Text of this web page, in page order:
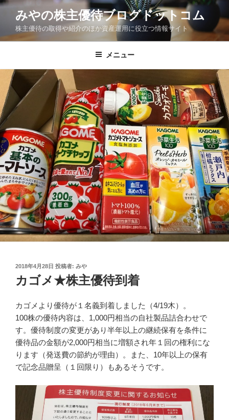
コ
ン
ッ
プ
みやの株主優待ブログドットコム
株主優待の取得や紹介のほか資産運用に役立つ情報サイト
メニュー
投
日:
2018年4月28日 投稿者: みや
カゴメ★株主優待到着
カゴメより優待が１名義到着しました（4/19木）。
100株の優待内容は、1,000円相当の自社製品詰合わせで
す。優待制度の変更があり半年以上の継続保有を条件に
優待品の金額が2,000円相当に増額され年１回の権利にな
ります（発送費の節約が理由）。また、10年以上の保有
で記念品贈呈（１回限り）もあるそうです。